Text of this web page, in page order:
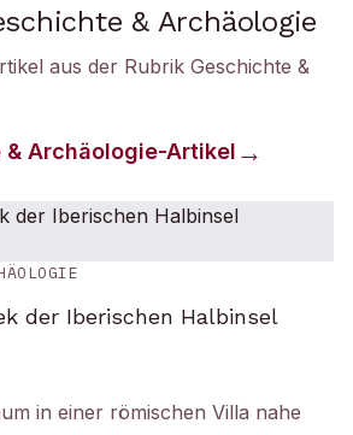
& Archäologie
aus der Rubrik Geschichte &
& Archäologie-Artikel
der Iberischen Halbinsel
in einer römischen Villa nahe